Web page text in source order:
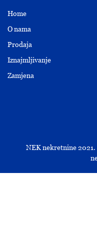
Home
O nama
Prodaja
Iznajmljivanje
Zamjena
NEK nekretnine 2021.